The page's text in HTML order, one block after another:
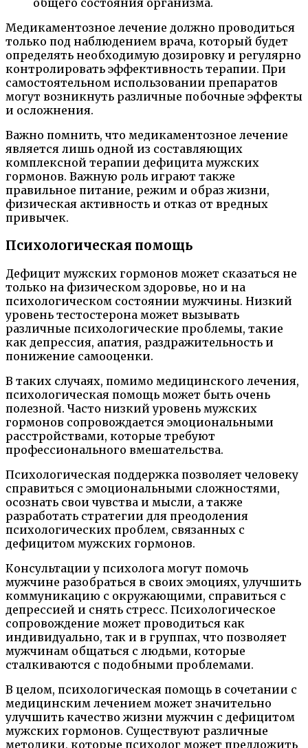
общего состояния организма.
Медикаментозное лечение должно проводиться
только под наблюдением врача, который будет
определять необходимую дозировку и регулярно
контролировать эффективность терапии. При
самостоятельном использовании препаратов
могут возникнуть различные побочные эффекты
и осложнения.
Важно помнить, что медикаментозное лечение
является лишь одной из составляющих
комплексной терапии дефицита мужских
гормонов. Важную роль играют также
правильное питание, режим и образ жизни,
физическая активность и отказ от вредных
привычек.
Психологическая помощь
Дефицит мужских гормонов может сказаться не
только на физическом здоровье, но и на
психологическом состоянии мужчины. Низкий
уровень тестостерона может вызывать
различные психологические проблемы, такие
как депрессия, апатия, раздражительность и
понижение самооценки.
В таких случаях, помимо медицинского лечения,
психологическая помощь может быть очень
полезной. Часто низкий уровень мужских
гормонов сопровождается эмоциональными
расстройствами, которые требуют
профессионального вмешательства.
Психологическая поддержка позволяет человеку
справиться с эмоциональными сложностями,
осознать свои чувства и мысли, а также
разработать стратегии для преодоления
психологических проблем, связанных с
дефицитом мужских гормонов.
Консультации у психолога могут помочь
мужчине разобраться в своих эмоциях, улучшить
коммуникацию с окружающими, справиться с
депрессией и снять стресс. Психологическое
сопровождение может проводиться как
индивидуально, так и в группах, что позволяет
мужчинам общаться с людьми, которые
сталкиваются с подобными проблемами.
В целом, психологическая помощь в сочетании с
медицинским лечением может значительно
улучшить качество жизни мужчин с дефицитом
мужских гормонов. Существуют различные
методики, которые психолог может предложить